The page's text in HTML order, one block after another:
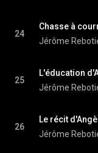
24
Chasse à
Jérôme
25
L'éducation
Jérôme
26
Le récit
Jérôme